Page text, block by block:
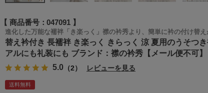
商品番号 047091
進化した万能な襦袢「き楽っく」襟の衿秀より、簡単に衿の付け替
替え衿付き 長襦袢 き楽っく きらっく 涼 夏用のうそつ
アルにも礼装にも ブランド：襟の衿秀【メール便不可】
5.0 （2） レビューを見る
送料無料